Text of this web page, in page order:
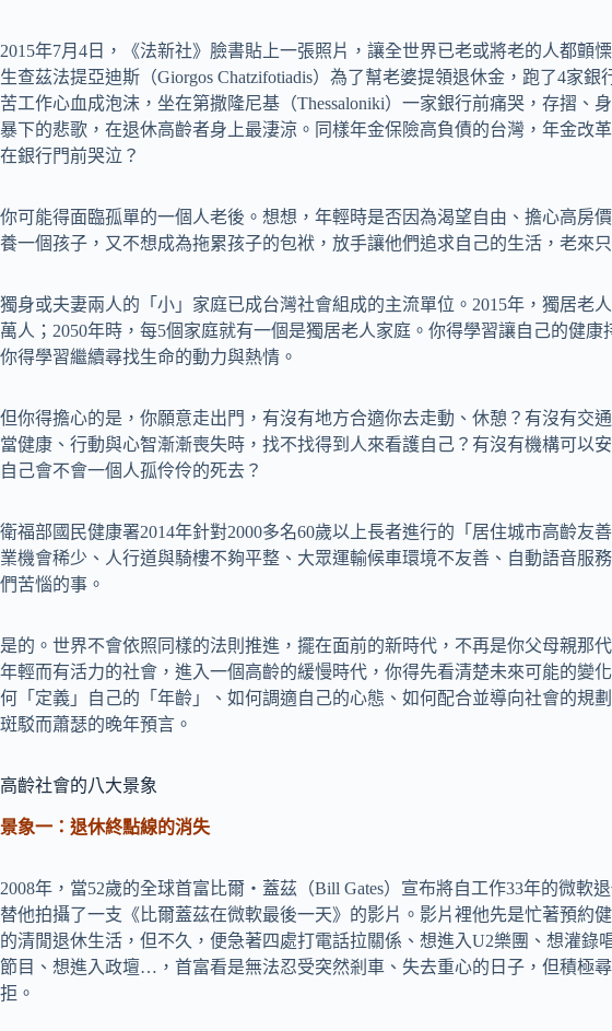
2015年7月4日，《法新社》臉書貼上一張照片，讓全世界已老或將老的人都顫
生查茲法提亞迪斯（Giorgos Chatzifotiadis）為了幫老婆提領退休金，跑了4家
苦工作心血成泡沫，坐在第撒隆尼基（Thessaloniki）一家銀行前痛哭，存摺、
暴下的悲歌，在退休高齡者身上最淒涼。同樣年金保險高負債的台灣，年金改
在銀行門前哭泣？
你可能得面臨孤單的一個人老後。想想，年輕時是否因為渴望自由、擔心高房
養一個孩子，又不想成為拖累孩子的包袱，放手讓他們追求自己的生活，老來
獨身或夫妻兩人的「小」家庭已成台灣社會組成的主流單位。2015年，獨居老
萬人；2050年時，每5個家庭就有一個是獨居老人家庭。你得學習讓自己的健康
你得學習繼續尋找生命的動力與熱情。
但你得擔心的是，你願意走出門，有沒有地方合適你去走動、休憩？有沒有交
當健康、行動與心智漸漸喪失時，找不找得到人來看護自己？有沒有機構可以
自己會不會一個人孤伶伶的死去？
衛福部國民健康署2014年針對2000多名60歲以上長者進行的「居住城市高齡友
業機會稀少、人行道與騎樓不夠平整、大眾運輸候車環境不友善、自動語音服
們苦惱的事。
是的。世界不會依照同樣的法則推進，擺在面前的新時代，不再是你父母親那
年輕而有活力的社會，進入一個高齡的緩慢時代，你得先看清楚未來可能的變
何「定義」自己的「年齡」、如何調適自己的心態、如何配合並導向社會的規
斑駁而蕭瑟的晚年預言。
高齡社會的八大景象
景象一：退休終點線的消失
2008年，當52歲的全球首富比爾‧蓋茲（Bill Gates）宣布將自工作33年的微軟
替他拍攝了一支《比爾蓋茲在微軟最後一天》的影片。影片裡他先是忙著預約
的清閒退休生活，但不久，便急著四處打電話拉關係、想進入U2樂團、想灌錄
節目、想進入政壇…，首富看是無法忍受突然剎車、失去重心的日子，但積極
拒。